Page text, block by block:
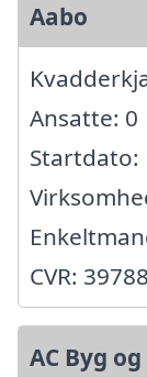
Aabo
Ansatte: 0
Startdato:
CVR:
AC Byg